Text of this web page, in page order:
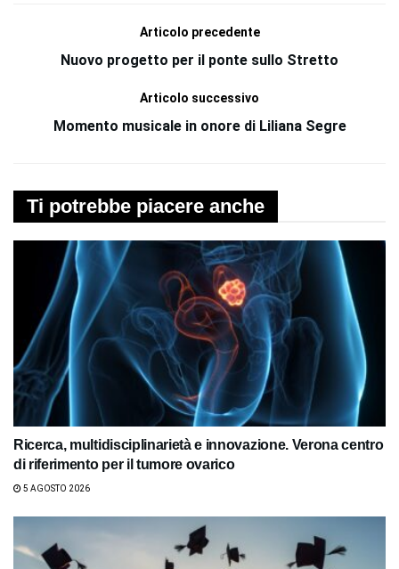
Articolo precedente
Nuovo progetto per il ponte sullo Stretto
Articolo successivo
Momento musicale in onore di Liliana Segre
Ti potrebbe piacere anche
Ricerca, multidisciplinarietà e innovazione. Verona centro
di riferimento per il tumore ovarico
5 AGOSTO 2026